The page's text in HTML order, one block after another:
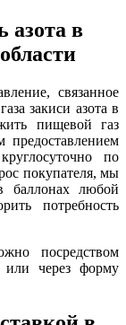
азота в
связанное
закиси азота в
пищевой газ
предоставлением
по
покупателя, мы
баллонах любой
потребность
посредством
или через форму